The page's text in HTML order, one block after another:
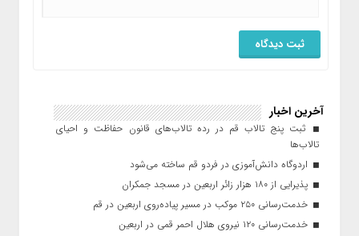
آخرین اخبار
ثبت پنج تالاب قم در رده تالاب‌های قانون حفاظت و احیای
تالاب‌ها
اردوگاه دانش‌آموزی در فردو قم ساخته می‌شود
پذیرایی از ۱۸۰ هزار زائر اربعین در مسجد جمکران
خدمت‌رسانی ۲۵۰ موکب در مسیر پیاده‌روی اربعین در قم
خدمت‌رسانی ۱۲۰ نیروی هلال احمر قمی در اربعین